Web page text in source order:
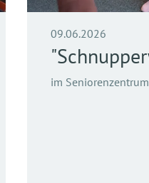
09.06.2026
im Seniorenzentrum